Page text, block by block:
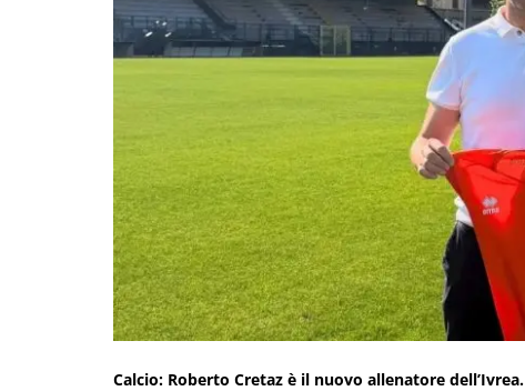
Calcio: Roberto Cretaz è il nuovo allenatore dell’Ivrea.